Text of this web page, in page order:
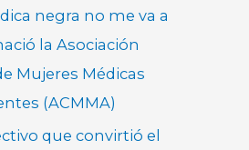
negra no me va a
la Asociación
Mujeres Médicas
(ACMMA)
que convirtió el